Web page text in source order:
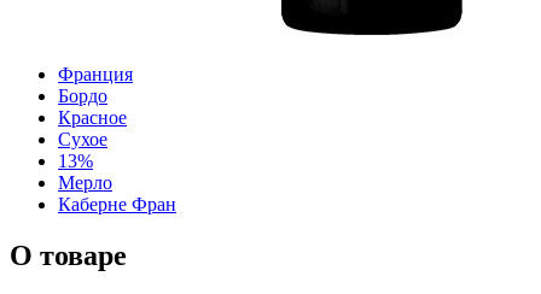
Франция
Бордо
Красное
Сухое
13%
Мерло
Каберне Фран
О товаре